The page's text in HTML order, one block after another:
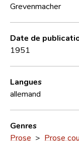
Grevenmacher
Date de
1951
Langues
allemand
Genres
Prose > Prose